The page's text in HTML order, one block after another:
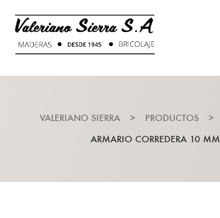
VALERIANO SIERRA > PRODUCTOS >
ARMARIO CORREDERA 10 MM